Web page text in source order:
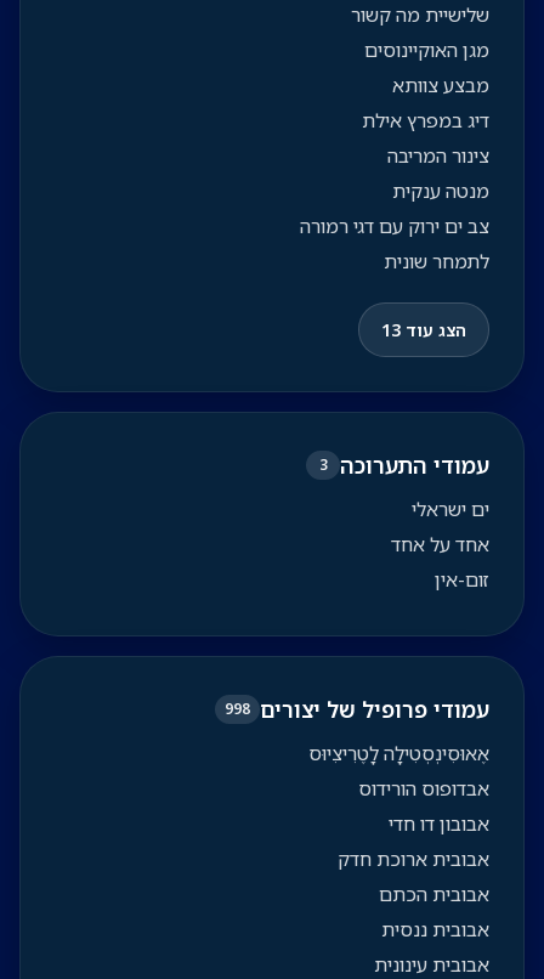
שלישיית מה קשור
מגן האוקיינוסים
מבצע צוותא
דיג במפרץ אילת
צינור המריבה
מנטה ענקית
צב ים ירוק עם דגי רמורה
לתמחר שונית
הצג עוד 13
עמודי התערוכה 3
ים ישראלי
אחד על אחד
זום-אין
עמודי פרופיל של יצורים 998
אֶאוּסִינְסְטִילָה לָטֶרִיצִיוּס
אבדופוס הורידוס
אבובון דו חדי
אבובית ארוכת חדק
אבובית הכתם
אבובית ננסית
אבובית עינונית